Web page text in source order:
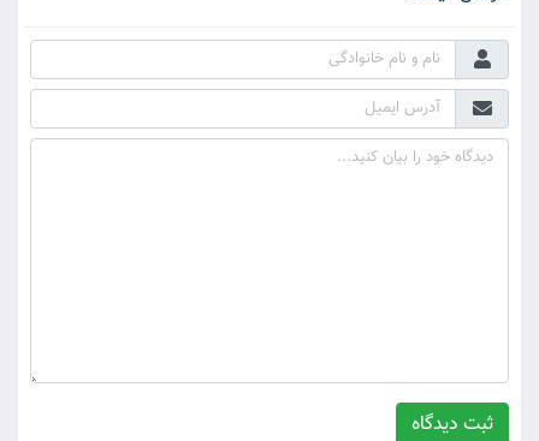
هنگامی که تجارت و سرگرمی و یا لهوی را ببینند، پراکنده خواهند
شد و به سوی آن می روند و تو را ایستاده به حال خود رها می
کنند، بگو آنچه نزد خدا است بهتر از لهو و تجارت است و خداوند
نماز جمعه حج فقرا است.
ثبت دیدگاه